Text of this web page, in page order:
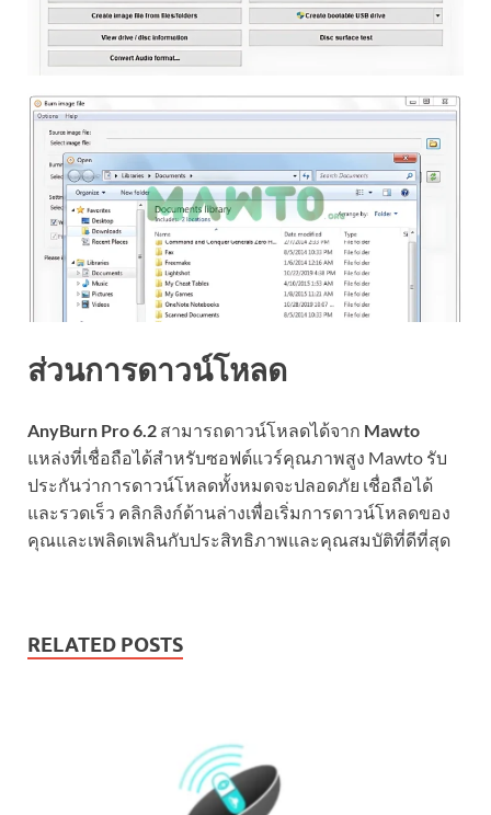
ส่วนการดาวน์โหลด
AnyBurn Pro 6.2 สามารถดาวน์โหลดได้จาก Mawto
แหล่งที่เชื่อถือได้สำหรับซอฟต์แวร์คุณภาพสูง Mawto รับ
ประกันว่าการดาวน์โหลดทั้งหมดจะปลอดภัย เชื่อถือได้
และรวดเร็ว คลิกลิงก์ด้านล่างเพื่อเริ่มการดาวน์โหลดของ
คุณและเพลิดเพลินกับประสิทธิภาพและคุณสมบัติที่ดีที่สุด
RELATED POSTS